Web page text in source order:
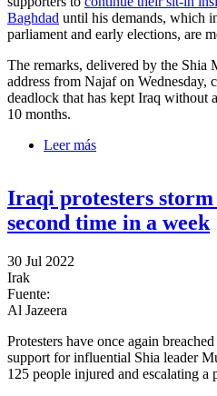
Baghdad until his demands, which
parliament and early elections, are
The remarks, delivered by the Shia
address from Najaf on Wednesday,
deadlock that has kept Iraq without
10 months.
Leer más
Iraqi protesters
second time in a week
30 Jul 2022
Irak
Fuente:
Al Jazeera
Protesters have once again
support for influential Shia leader
125 people injured and escalating a